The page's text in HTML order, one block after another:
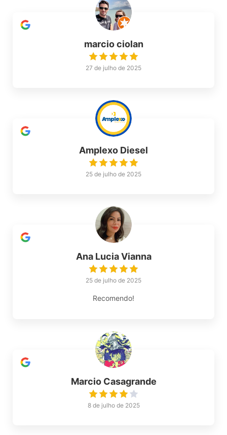
marcio ciolan
27 de julho de 2025
Amplexo Diesel
25 de julho de 2025
Ana Lucia Vianna
25 de julho de 2025
Recomendo!
Marcio Casagrande
8 de julho de 2025